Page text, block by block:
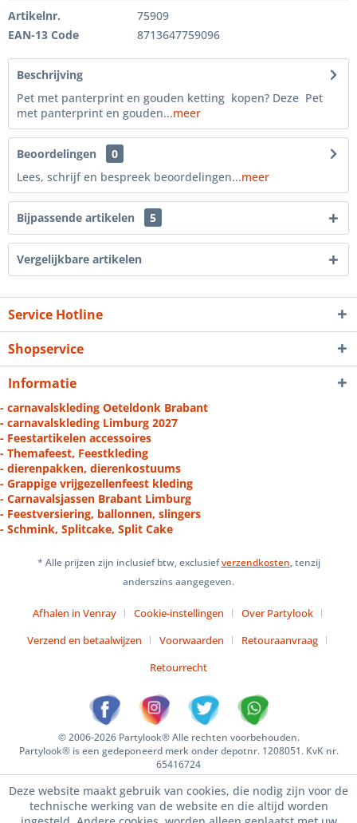
Artikelnr.
75909
EAN-13 Code
8713647759096
Beschrijving
Pet met panterprint en gouden ketting kopen? Deze Pet
met panterprint en gouden...meer
Beoordelingen
0
Lees, schrijf en bespreek beoordelingen...meer
Bijpassende artikelen 5
Vergelijkbare artikelen
Service Hotline
Shopservice
Informatie
- carnavalskleding Oeteldonk Brabant
- carnavalskleding Limburg 2027
- Feestartikelen accessoires
- Themafeest, Feestkleding
- dierenpakken, dierenkostuums
- Grappige vrijgezellenfeest kleding
- Carnavalsjassen Brabant Limburg
- Feestversiering, ballonnen, slingers
- Schmink, Splitcake, Split Cake
* Alle prijzen zijn inclusief btw, exclusiefverzendkosten, tenzij
anderszins aangegeven.
Afhalen in Venray Cookie-instellingen
Over Partylook
Verzend en betaalwijzen
Voorwaarden
Retouraanvraag
Retourrecht
© 2006-2026 Partylook® Alle rechten voorbehouden.
Partylook® is een gedeponeerd merk onder depotnr. 1208051. KvK nr.
65416724
Deze website maakt gebruik van cookies, die nodig zijn voor de
technische werking van de website en die altijd worden